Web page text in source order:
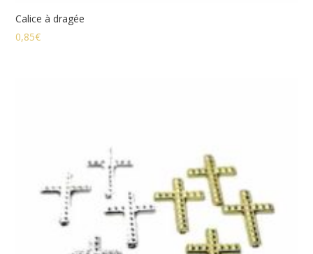
Calice à dragée
0,85€